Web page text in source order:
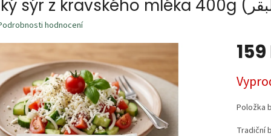
hodnocení
cena:
Položka
Tradiční